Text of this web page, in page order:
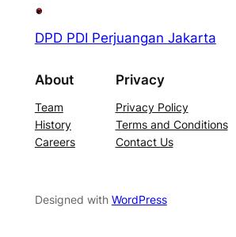
DPD PDI Perjuangan Jakarta
About
Team
History
Careers
Privacy
Privacy Policy
Terms and Conditions
Contact Us
Designed with WordPress